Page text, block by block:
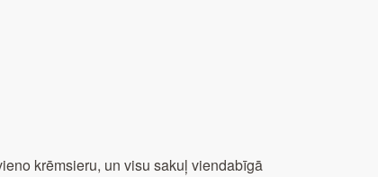
krēmsieru, un visu sakuļ viendabīgā